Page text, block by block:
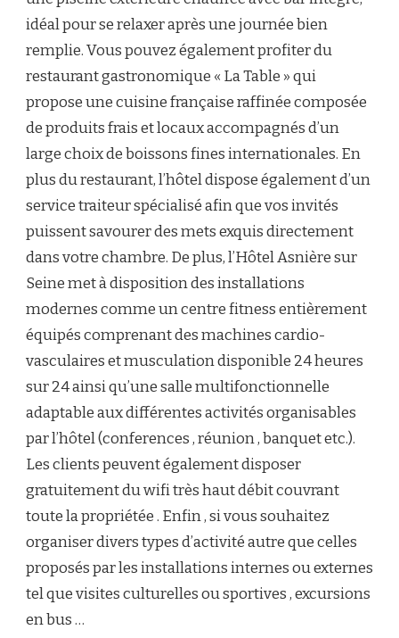
idéal pour se relaxer après une journée bien
remplie. Vous pouvez également profiter du
restaurant gastronomique « La Table » qui
propose une cuisine française raffinée composée
de produits frais et locaux accompagnés d’un
large choix de boissons fines internationales. En
plus du restaurant, l’hôtel dispose également d’un
service traiteur spécialisé afin que vos invités
puissent savourer des mets exquis directement
dans votre chambre. De plus, l’Hôtel Asnière sur
Seine met à disposition des installations
modernes comme un centre fitness entièrement
équipés comprenant des machines cardio-
vasculaires et musculation disponible 24 heures
sur 24 ainsi qu’une salle multifonctionnelle
adaptable aux différentes activités organisables
par l’hôtel (conferences , réunion , banquet etc.).
Les clients peuvent également disposer
gratuitement du wifi très haut débit couvrant
toute la propriétée . Enfin , si vous souhaitez
organiser divers types d’activité autre que celles
proposés par les installations internes ou externes
tel que visites culturelles ou sportives , excursions
en bus …